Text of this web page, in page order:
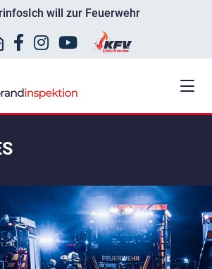
Ich will zur Feuerwehr